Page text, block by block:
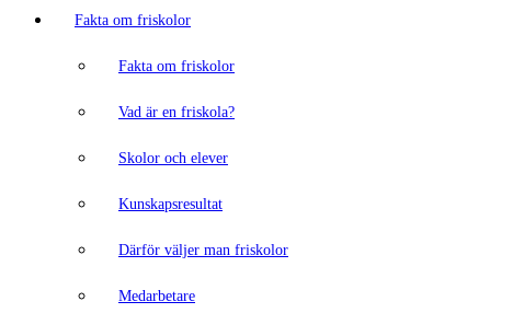
Fakta om friskolor
Fakta om friskolor
Vad är en friskola?
Skolor och elever
Kunskapsresultat
Därför väljer man friskolor
Medarbetare